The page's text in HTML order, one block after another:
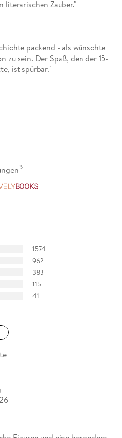
Autoren, die zauberhafte
20-jährige Christopher
literarischen Zauber."
packend - als wünschte
zu sein. Der Spaß, den der 15-
ist spürbar."
15
1574
962
383
115
41